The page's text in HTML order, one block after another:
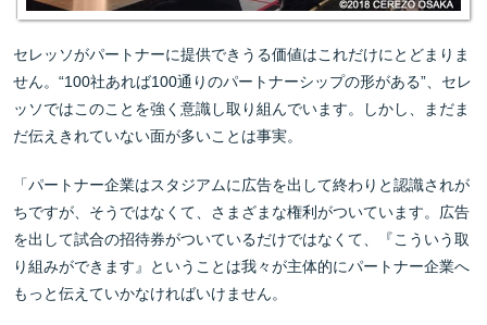
セレッソがパートナーに提供できうる価値はこれだけにとどまりま
せん。“100社あれば100通りのパートナーシップの形がある”、セレ
ッソではこのことを強く意識し取り組んでいます。しかし、まだま
だ伝えきれていない面が多いことは事実。
「パートナー企業はスタジアムに広告を出して終わりと認識されが
ちですが、そうではなくて、さまざまな権利がついています。広告
を出して試合の招待券がついているだけではなくて、『こういう取
り組みができます』ということは我々が主体的にパートナー企業へ
もっと伝えていかなければいけません。